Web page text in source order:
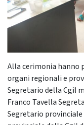
Alla cerimonia hanno
organi regionali e
Segretario della Cgil
Franco Tavella
Segretario